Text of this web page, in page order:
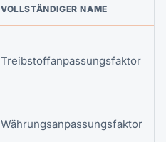
VOLLSTÄNDIGER NAME
Treibstoffanpassungsfaktor
Währungsanpassungsfaktor